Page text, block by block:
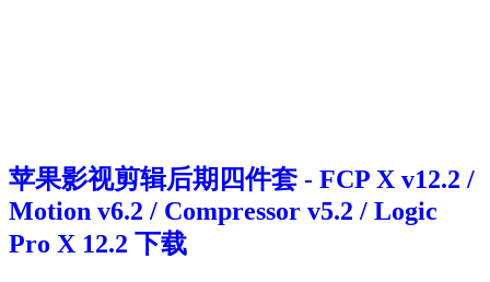
苹果影视剪辑后期四件套 - FCP X v12.2 /
Motion v6.2 / Compressor v5.2 / Logic
Pro X 12.2 下载